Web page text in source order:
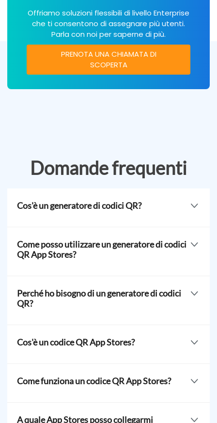
Offriamo soluzioni flessibili di livello Enterprise
che ti consentono di assegnare più utenti.
Parla con noi per saperne di più.
PRENOTA UNA CHIAMATA DI
SCOPERTA
Domande frequenti
Cos'è un generatore di codici QR?
utenti di creare il proprio codice QR per la propria app
mobile da Google Play Store, App Store, e AppGallery.
Come posso utilizzare un generatore di codici
QR App Stores?
basta aggiungere il link della tua applicazione mobile da
App Store (iOS), Google Play Store (Android) e
AppGallery (HarmonyOS).
Perché ho bisogno di un generatore di codici
QR?
aumentare la visibilità della propria app mobile e il
numero di download dall'app store. Semplifica
Cos'è un codice QR App Stores?
dinamico che puoi creare per le tue app mobili. Può
memorizzare collegamenti da Google Play Store, App
Come funziona un codice QR App Stores?
link dell'applicazione mobile dai negozi di applicazioni.
A quale App Stores posso collegarmi